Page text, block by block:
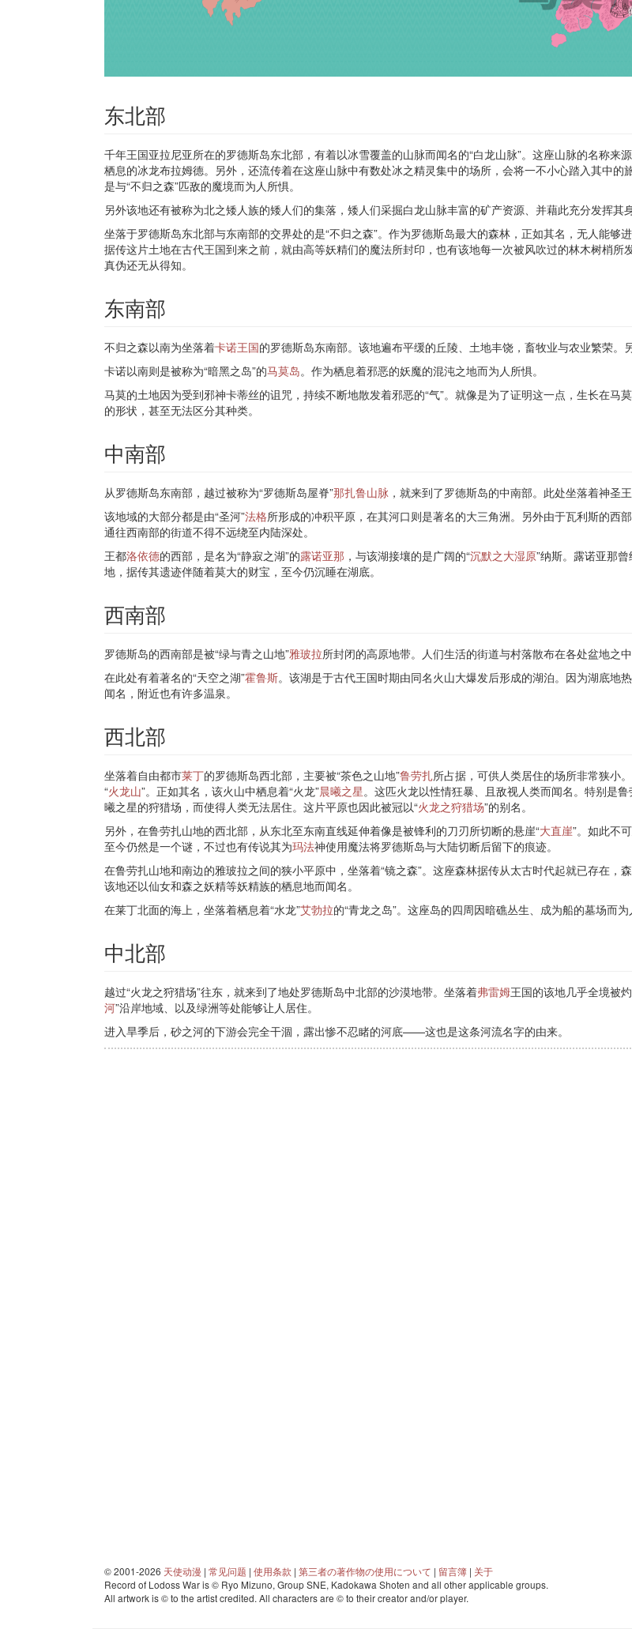
东北部
千年王国亚拉尼亚所在的罗德斯岛东北部，有着以冰雪覆盖的山脉而闻名的“白龙山脉”。这座山脉的名称来
栖息的冰龙布拉姆德。另外，还流传着在这座山脉中有数处冰之精灵集中的场所，会将一不小心踏入其中的
是与“不归之森”匹敌的魔境而为人所惧。
另外该地还有被称为北之矮人族的矮人们的集落，矮人们采掘白龙山脉丰富的矿产资源、并藉此充分发挥其
坐落于罗德斯岛东北部与东南部的交界处的是“不归之森”。作为罗德斯岛最大的森林，正如其名，无人能够
据传这片土地在古代王国到来之前，就由高等妖精们的魔法所封印，也有该地每一次被风吹过的林木树梢所
真伪还无从得知。
东南部
不归之森以南为坐落着卡诺王国的罗德斯岛东南部。该地遍布平缓的丘陵、土地丰饶，畜牧业与农业繁荣。
卡诺以南则是被称为“暗黑之岛”的马莫岛。作为栖息着邪恶的妖魔的混沌之地而为人所惧。
马莫的土地因为受到邪神卡蒂丝的诅咒，持续不断地散发着邪恶的“气”。就像是为了证明这一点，生长在马
的形状，甚至无法区分其种类。
中南部
从罗德斯岛东南部，越过被称为“罗德斯岛屋脊”那扎鲁山脉 ，就来到了罗德斯岛的中南部。此处坐落着神圣
该地域的大部分都是由“圣河”法格所形成的冲积平原，在其河口则是著名的大三角洲。另外由于瓦利斯的西
通往西南部的街道不得不远绕至内陆深处。
王都洛依德的西部，是名为“静寂之湖”的露诺亚那 ，与该湖接壤的是广阔的“沉默之大湿原”纳斯。露诺亚那曾
地，据传其遗迹伴随着莫大的财宝，至今仍沉睡在湖底。
西南部
罗德斯岛的西南部是被“绿与青之山地”雅玻拉所封闭的高原地带。人们生活的街道与村落散布在各处盆地之中
在此处有着著名的“天空之湖”霍鲁斯。该湖是于古代王国时期由同名火山大爆发后形成的湖泊。因为湖底地
闻名，附近也有许多温泉。
西北部
坐落着自由都市莱丁的罗德斯岛西北部，主要被“茶色之山地”鲁劳扎所占据，可供人类居住的场所非常狭小
“火龙山”。正如其名，该火山中栖息着“火龙”晨曦之星。这匹火龙以性情狂暴、且敌视人类而闻名。特别是
曦之星的狩猎场，而使得人类无法居住。这片平原也因此被冠以“火龙之狩猎场”的别名。
另外，在鲁劳扎山地的西北部，从东北至东南直线延伸着像是被锋利的刀刃所切断的悬崖“大直崖”。如此不
至今仍然是一个谜，不过也有传说其为玛法神使用魔法将罗德斯岛与大陆切断后留下的痕迹。
在鲁劳扎山地和南边的雅玻拉之间的狭小平原中，坐落着“镜之森”。这座森林据传从太古时代起就已存在，
该地还以仙女和森之妖精等妖精族的栖息地而闻名。
在莱丁北面的海上，坐落着栖息着“水龙”艾勃拉的“青龙之岛”。这座岛的四周因暗礁丛生、成为船的墓场而为
中北部
越过“火龙之狩猎场”往东，就来到了地处罗德斯岛中北部的沙漠地带。坐落着弗雷姆王国的该地几乎全境被
河”沿岸地域、以及绿洲等处能够让人居住。
进入旱季后，砂之河的下游会完全干涸，露出惨不忍睹的河底——这也是这条河流名字的由来。
© 2001-2026 天使动漫 | 常见问题 | 使用条款 | 第三者の著作物の使用について | 留言簿 | 关于
Record of Lodoss War is © Ryo Mizuno, Group SNE, Kadokawa Shoten and all other applicable groups.
All artwork is © to the artist credited. All characters are © to their creator and/or player.